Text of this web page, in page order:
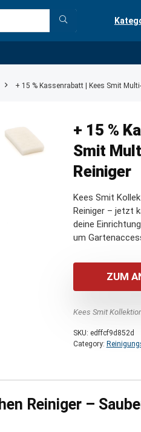
+ 15 % Kassenrabatt | Kees Smit
+ 15 %
Smit
Reiniger
Kees Smit
Reiniger – jetzt
deine
um
ZUM
Kees Smit
SKU: edffcf9d852d
Category:
Reiniger –